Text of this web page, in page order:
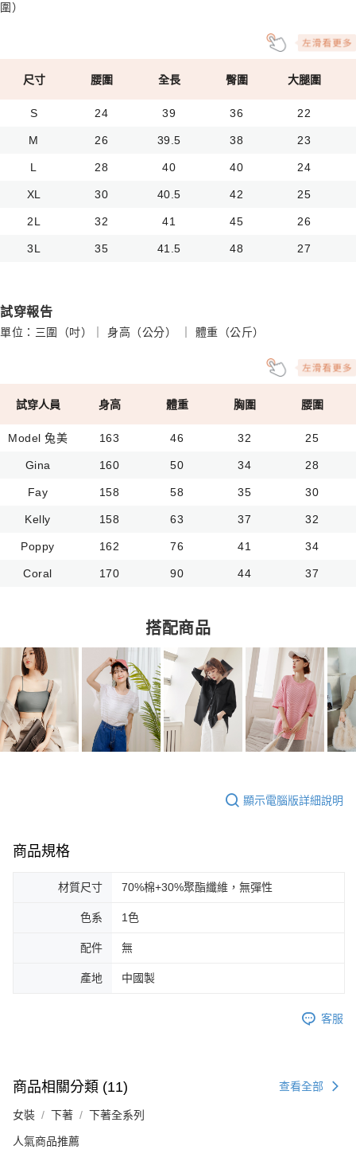
圍）
尺寸 腰圍 全長 臀圍 大腿圍
S 24 39 36 22
M 26 39.5 38 23
L 28 40 40 24
XL 30 40.5 42 25
2L 32 41 45 26
3L 35 41.5 48 27
試穿報告
單位：三圍（吋）｜ 身高（公分） ｜ 體重（公斤）
試穿人員 身高 體重 胸圍 腰圍
Model 兔美 163 46 32 25
Gina 160 50 34 28
Fay 158 58 35 30
Kelly 158 63 37 32
Poppy 162 76 41 34
Coral 170 90 44 37
搭配商品
顯示電腦版詳細說明
商品規格
材質尺寸 70%棉+30%聚酯纖維，無彈性
色系 1色
配件 無
產地 中國製
客服
商品相關分類 (11) 查看全部
女裝 下著 下著全系列
人氣商品推薦